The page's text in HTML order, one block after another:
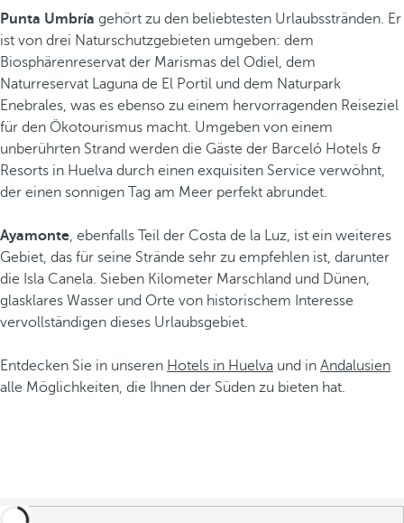
Punta Umbría gehört zu den beliebtesten Urlaubsstränden. Er
ist von drei Naturschutzgebieten umgeben: dem
Biosphärenreservat der Marismas del Odiel, dem
Naturreservat Laguna de El Portil und dem Naturpark
Enebrales, was es ebenso zu einem hervorragenden Reiseziel
für den Ökotourismus macht. Umgeben von einem
unberührten Strand werden die Gäste der Barceló Hotels &
Resorts in Huelva durch einen exquisiten Service verwöhnt,
der einen sonnigen Tag am Meer perfekt abrundet.
Ayamonte, ebenfalls Teil der Costa de la Luz, ist ein weiteres
Gebiet, das für seine Strände sehr zu empfehlen ist, darunter
die Isla Canela. Sieben Kilometer Marschland und Dünen,
glasklares Wasser und Orte von historischem Interesse
vervollständigen dieses Urlaubsgebiet.
Entdecken Sie in unseren Hotels in Huelva und in Andalusien
alle Möglichkeiten, die Ihnen der Süden zu bieten hat.